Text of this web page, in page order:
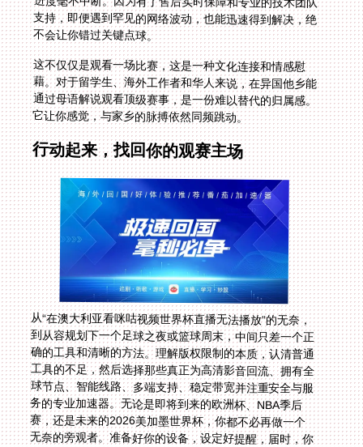
不会让你错过关键点球。
这不仅仅是观看一场比赛，这是一种文化连接和情感慰
藉。对于留学生、海外工作者和华人来说，在异国他乡能
通过母语解说观看顶级赛事，是一份难以替代的归属感。
它让你感觉，与家乡的脉搏依然同频跳动。
行动起来，找回你的观赛主场
从“在澳大利亚看咪咕视频世界杯直播无法播放”的无奈，
到从容规划下一个足球之夜或篮球周末，中间只差一个正
确的工具和清晰的方法。理解版权限制的本质，认清普通
工具的不足，然后选择那些真正为高清影音回流、拥有全
球节点、智能线路、多端支持、稳定带宽并注重安全与服
务的专业加速器。无论是即将到来的欧洲杯、NBA季后
赛，还是未来的2026美加墨世界杯，你都不必再做一个
无奈的旁观者。准备好你的设备，设定好提醒，届时，你
只需轻松点击，就能让中文解说的声浪，跨越山海，准时